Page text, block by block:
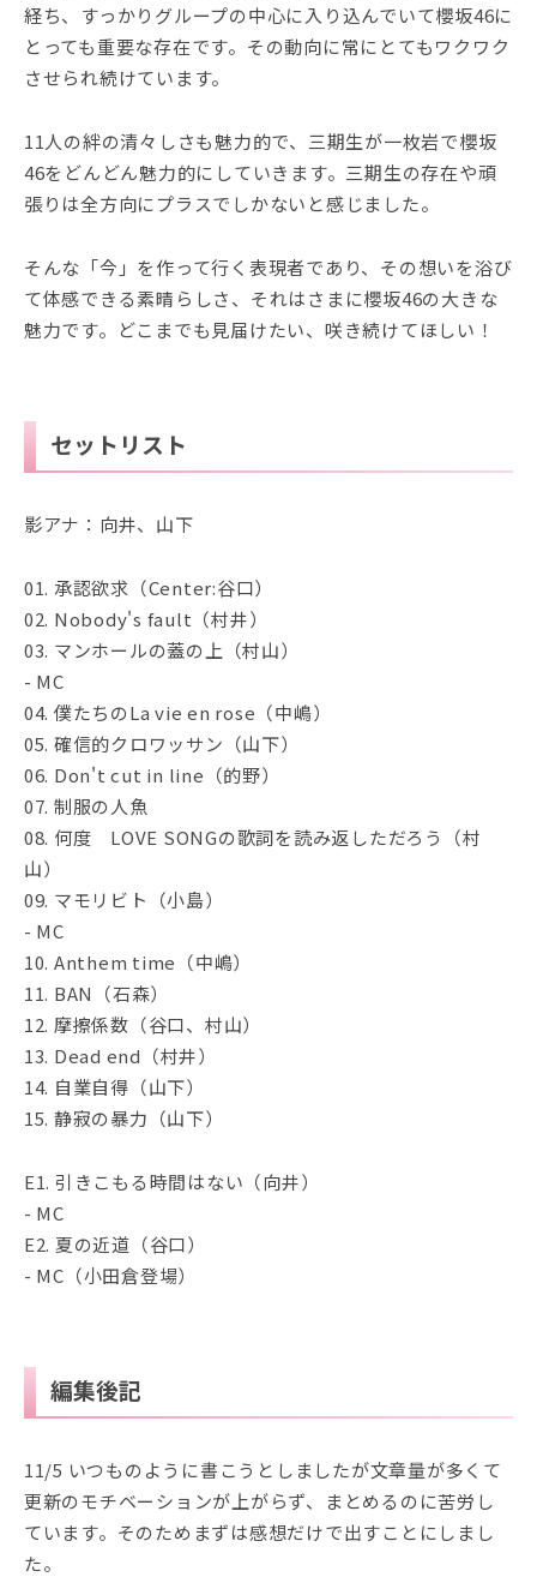
経ち、すっかりグループの中心に入り込んでいて櫻坂46に
とっても重要な存在です。その動向に常にとてもワクワク
させられ続けています。
11人の絆の清々しさも魅力的で、三期生が一枚岩で櫻坂
46をどんどん魅力的にしていきます。三期生の存在や頑
張りは全方向にプラスでしかないと感じました。
そんな「今」を作って行く表現者であり、その想いを浴び
て体感できる素晴らしさ、それはさまに櫻坂46の大きな
魅力です。どこまでも見届けたい、咲き続けてほしい！
セットリスト
影アナ：向井、山下
01. 承認欲求（Center:谷口）
02. Nobody's fault（村井）
03. マンホールの蓋の上（村山）
- MC
04. 僕たちのLa vie en rose（中嶋）
05. 確信的クロワッサン（山下）
06. Don't cut in line（的野）
07. 制服の人魚
08. 何度 LOVE SONGの歌詞を読み返しただろう（村
山）
09. マモリビト（小島）
- MC
10. Anthem time（中嶋）
11. BAN（石森）
12. 摩擦係数（谷口、村山）
13. Dead end（村井）
14. 自業自得（山下）
15. 静寂の暴力（山下）
E1. 引きこもる時間はない（向井）
- MC
E2. 夏の近道（谷口）
- MC（小田倉登場）
編集後記
11/5 いつものように書こうとしましたが文章量が多くて
更新のモチベーションが上がらず、まとめるのに苦労し
ています。そのためまずは感想だけで出すことにしまし
た。